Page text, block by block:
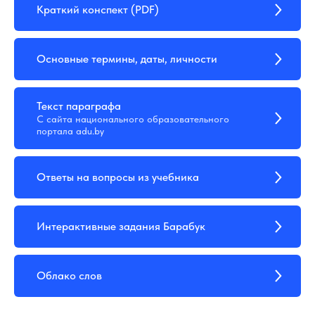
Краткий конспект (PDF)
Основные термины, даты, личности
Текст параграфа
С сайта национального образовательного
портала adu.by
Ответы на вопросы из учебника
Интерактивные задания Барабук
Облако слов